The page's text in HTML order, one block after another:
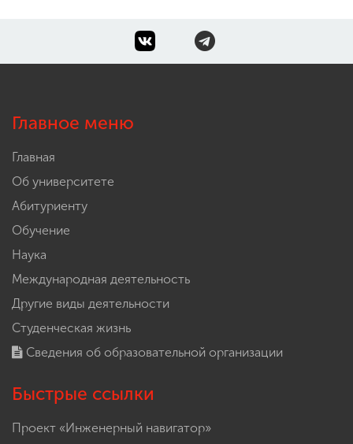
Главное меню
Главная
Об университете
Абитуриенту
Обучение
Наука
Международная деятельность
Другие виды деятельности
Студенческая жизнь
Сведения об образовательной организации
Быстрые ссылки
Проект «Инженерный навигатор»